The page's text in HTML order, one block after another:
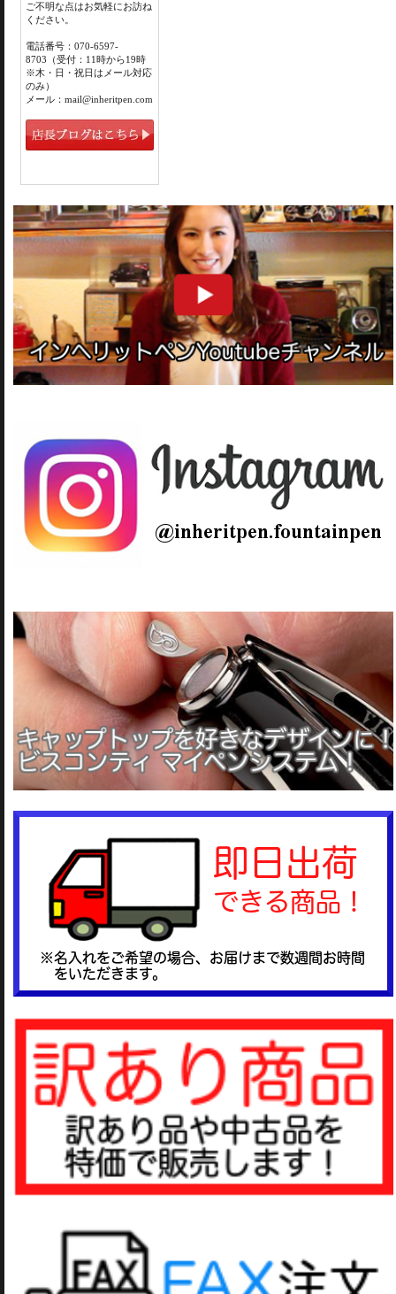
ご不明な点はお気軽にお訪ね
ください。
電話番号：070-6597-
8703（受付：11時から19時
※木・日・祝日はメール対応
のみ）
メール：mail@inheritpen.com